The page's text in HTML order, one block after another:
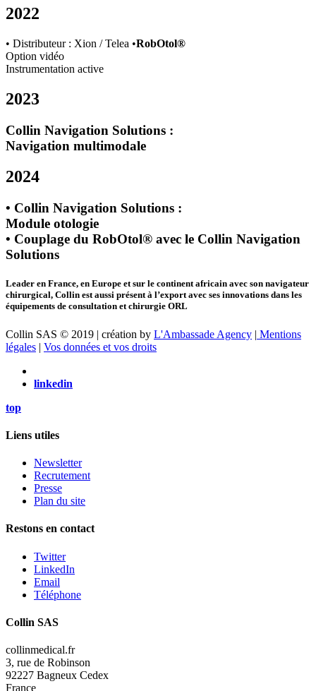
2022
• Distributeur : Xion / Telea •RobOtol®
Option vidéo
Instrumentation active
2023
Collin Navigation Solutions :
Navigation multimodale
2024
• Collin Navigation Solutions :
Module otologie
• Couplage du RobOtol® avec le Collin Navigation
Solutions
Leader en France, en Europe et sur le continent africain avec son navigateur
chirurgical, Collin est aussi présent à l’export avec ses innovations dans les
équipements de consultation et chirurgie ORL
Collin SAS © 2019 | création by L'Ambassade Agency | Mentions
légales | Vos données et vos droits
linkedin
top
Liens utiles
Newsletter
Recrutement
Presse
Plan du site
Restons en contact
Twitter
LinkedIn
Email
Téléphone
Collin SAS
collinmedical.fr
3, rue de Robinson
92227 Bagneux Cedex
France